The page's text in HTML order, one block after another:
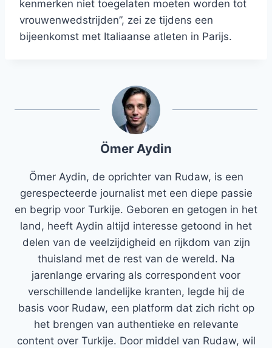
kenmerken niet toegelaten moeten worden tot
vrouwenwedstrijden”, zei ze tijdens een
bijeenkomst met Italiaanse atleten in Parijs.
Ömer Aydin
Ömer Aydin, de oprichter van Rudaw, is een
gerespecteerde journalist met een diepe passie
en begrip voor Turkije. Geboren en getogen in het
land, heeft Aydin altijd interesse getoond in het
delen van de veelzijdigheid en rijkdom van zijn
thuisland met de rest van de wereld. Na
jarenlange ervaring als correspondent voor
verschillende landelijke kranten, legde hij de
basis voor Rudaw, een platform dat zich richt op
het brengen van authentieke en relevante
content over Turkije. Door middel van Rudaw, wil